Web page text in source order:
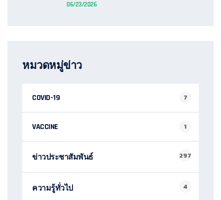
06/23/2026
หมวดหมู่ข่าว
COVID-19 7
VACCINE 1
ข่าวประชาสัมพันธ์ 297
ความรู้ทั่วไป 4